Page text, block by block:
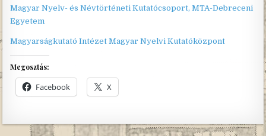
Magyar Nyelv- és Névtörténeti Kutatócsoport, MTA-Debreceni
Egyetem
Magyarságkutató Intézet Magyar Nyelvi Kutatóközpont
Megosztás:
Facebook X